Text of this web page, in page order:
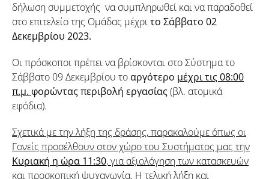
δήλωση συμμετοχής να συμπληρωθεί και να παραδοθεί
στο επιτελείο της Ομάδας μέχριτο Σάββατο 02
Δεκεμβρίου 2023.
Οι πρόσκοποι πρέπει να βρίσκονται στο Σύστημα το
Σάββατο 09 Δεκεμβρίου τοαργότερο μέχρι τις 08:00
π.μ. φορώντας περιβολή εργασίας(βλ. ατομικά
εφόδια).
Σχετικά με την λήξη της δράσης, παρακαλούμε όπως οι
Γονείς προσέλθουν στον χώρο του Συστήματος μας την
Κυριακή η ώρα 11:30, για αξιολόγηση των κατασκευών
και προσκοπική ψυχαγωγία. Η τελική λήξη και